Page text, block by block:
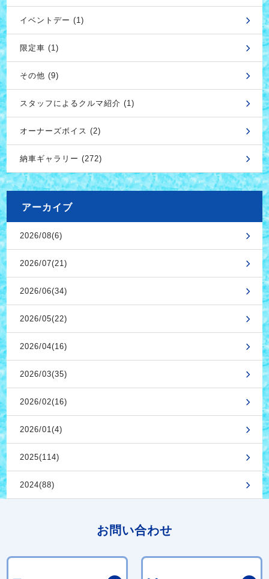
イベントデー (1)
限定車 (1)
その他 (9)
スタッフによるクルマ紹介 (1)
オーナーズボイス (2)
納車ギャラリー (272)
アーカイブ
2026/08(6)
2026/07(21)
2026/06(34)
2026/05(22)
2026/04(16)
2026/03(35)
2026/02(16)
2026/01(4)
2025(114)
2024(88)
お問い合わせ